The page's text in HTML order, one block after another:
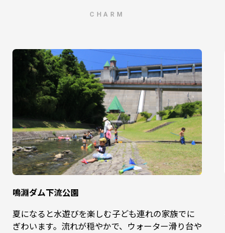
CHARM
鳴淵ダム下流公園
夏になると水遊びを楽しむ子ども連れの家族でに
ぎわいます。流れが穏やかで、ウォーター滑り台や